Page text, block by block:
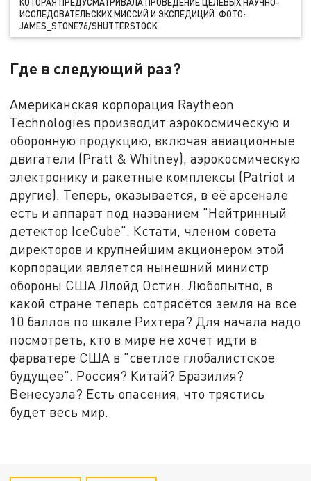
ИССЛЕДОВАТЕЛЬСКИХ МИССИЙ И ЭКСПЕДИЦИЙ. ФОТО:
JAMES_STONE76/SHUTTERSTOCK
Где в следующий раз?
Американская корпорация Raytheon
Technologies производит аэрокосмическую и
оборонную продукцию, включая авиационные
двигатели (Pratt & Whitney), аэрокосмическую
электронику и ракетные комплексы (Patriot и
другие). Теперь, оказывается, в её арсенале
есть и аппарат под названием "Нейтринный
детектор IceCube". Кстати, членом совета
директоров и крупнейшим акционером этой
корпорации является нынешний министр
обороны США Ллойд Остин. Любопытно, в
какой стране теперь сотрясётся земля на все
10 баллов по шкале Рихтера? Для начала надо
посмотреть, кто в мире не хочет идти в
фарватере США в "светлое глобалистское
будущее". Россия? Китай? Бразилия?
Венесуэла? Есть опасения, что трястись
будет весь мир.